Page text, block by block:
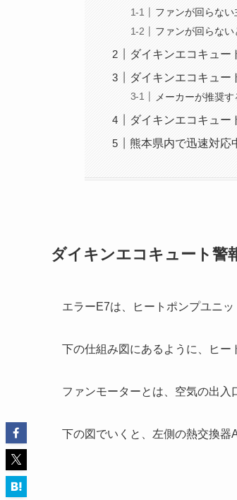
ファンが回らない
ファンが回らな
ダイキンエコキュー
ダイキンエコキュー
メーカーが推奨
ダイキンエコキュー
熊本県内で迅速対応
ダイキンエコキュート警
エラーE7は、ヒートポンプユニ
下の仕組み図にあるように、ヒー
ファンモーターとは、空気の出入
下の図でいくと、左側の熱交換器